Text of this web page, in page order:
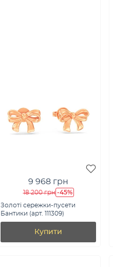
9 968 грн
18 200 грн -45%
Золоті сережки-пусети
Бантики (арт. 111309)
Купити